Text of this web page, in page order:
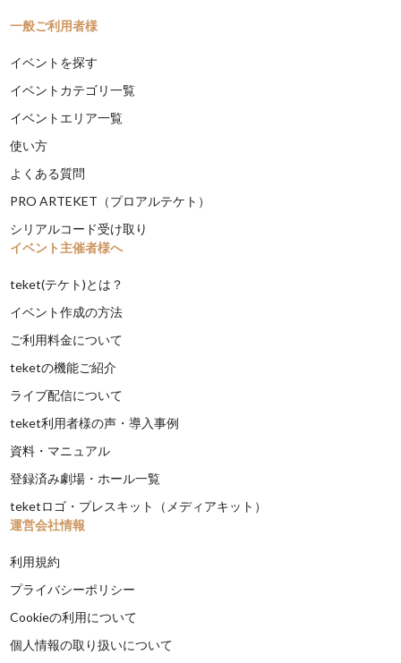
一般ご利用者様
イベントを探す
イベントカテゴリ一覧
イベントエリア一覧
使い方
よくある質問
PRO ARTEKET（プロアルテケト）
シリアルコード受け取り
イベント主催者様へ
teket(テケト)とは？
イベント作成の方法
ご利用料金について
teketの機能ご紹介
ライブ配信について
teket利用者様の声・導入事例
資料・マニュアル
登録済み劇場・ホール一覧
teketロゴ・プレスキット（メディアキット）
運営会社情報
利用規約
プライバシーポリシー
Cookieの利用について
個人情報の取り扱いについて